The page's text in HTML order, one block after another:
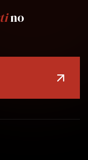
no